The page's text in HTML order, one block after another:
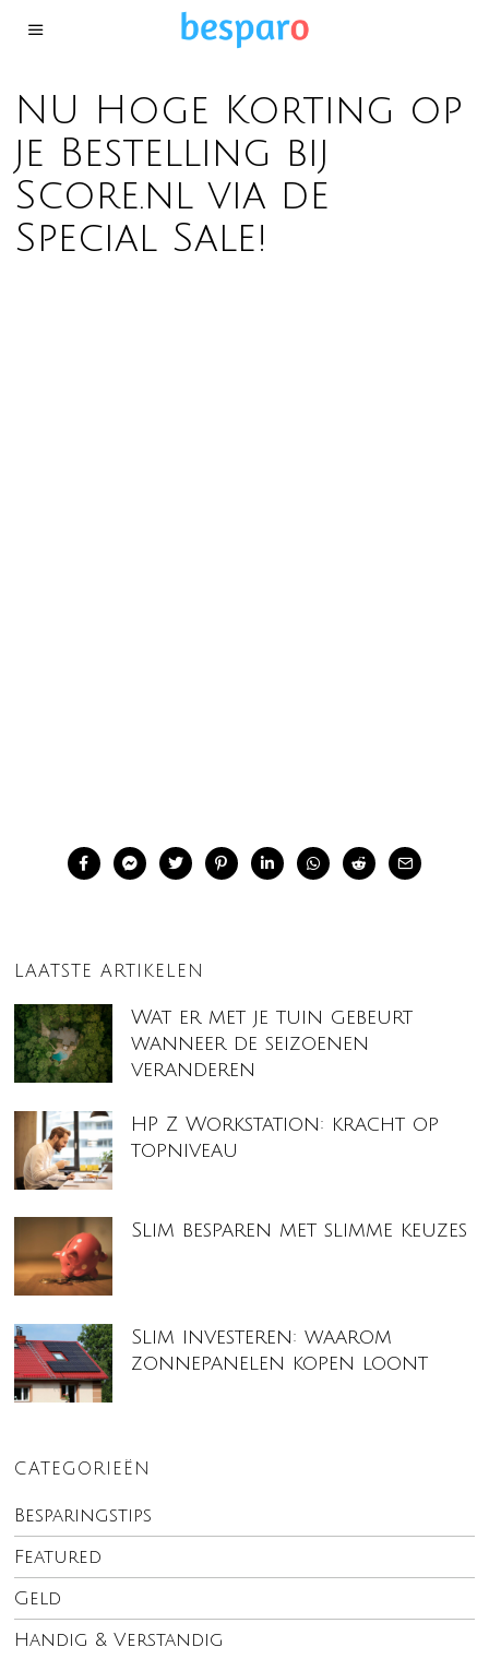
NU Hoge Korting op
je Bestelling bij
Score.nl via de
Special Sale!
LAATSTE ARTIKELEN
Wat er met je tuin gebeurt
wanneer de seizoenen
veranderen
HP Z Workstation: kracht op
topniveau
Slim besparen met slimme keuzes
Slim investeren: waarom
zonnepanelen kopen loont
CATEGORIEËN
Besparingstips
Featured
Geld
Handig & Verstandig